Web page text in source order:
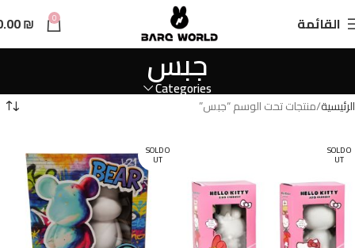
القائمة 0
₪
جبس
Categories
الرئيسية منتجات تحت الوسم “جبس”
SOLD O
UT
SOLD O
UT